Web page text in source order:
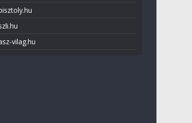
vilag.hu